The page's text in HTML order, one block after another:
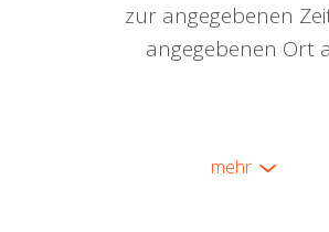
zur angegebenen
angegebenen Ort
mehr